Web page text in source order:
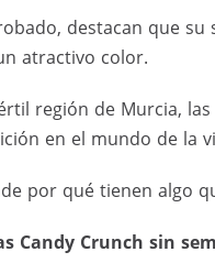
destacan que
atractivo color.
región de Murcia,
en el mundo de la
por qué tienen algo
Candy Crunch sin